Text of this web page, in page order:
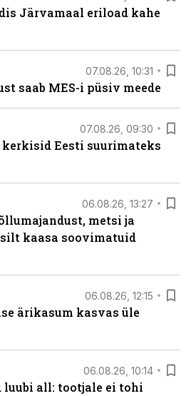
Järvamaal eriload kahe
07.08.26, 10:31
saab MES-i püsiv meede
07.08.26, 09:30
kerkisid Eesti suurimateks
06.08.26, 13:27
metsi ja
kaasa soovimatuid
06.08.26, 12:15
ärikasum kasvas üle
06.08.26, 10:14
all: tootjale ei tohi